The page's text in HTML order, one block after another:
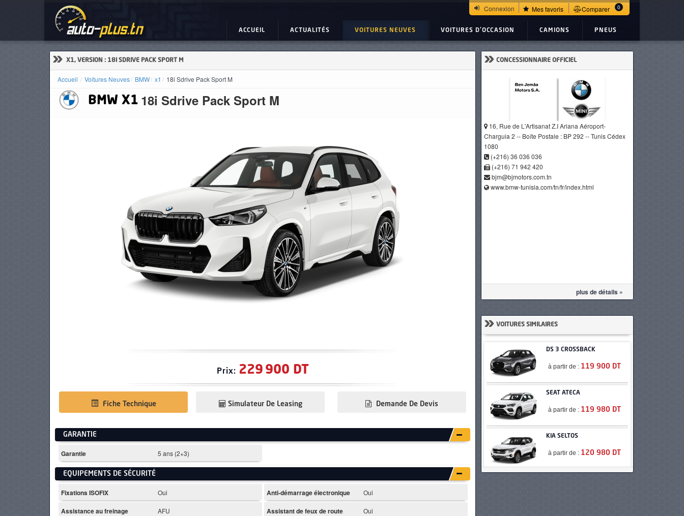
Connexion Mes favoris Comparer 0
ACCUEIL ACTUALITÉS VOITURES NEUVES VOITURES D'OCCASION CAMIONS PNEUS
» X1, VERSION : 18I SDRIVE PACK SPORT M
Accueil Voitures Neuves BMW x1 18i Sdrive Pack Sport M
BMW X1 18i Sdrive Pack Sport M
Prix: 229 900 DT
Fiche Technique Demande De Devis
Simulateur De Leasing
GARANTIE
Garantie 5 ans (2+3)
EQUIPEMENTS DE SÉCURITÉ
Fixations ISOFIX Oui Anti-démarrage électronique Oui
Assistance au freinage AFU Assistant de feux de route Oui
» CONCESSIONNAIRE OFFICIEL
16, Rue de L'Artisanat Z.I Ariana Aéroport-
Charguia 2 -- Boîte Postale : BP 292 -- Tunis Cédex
1080
(+216) 36 036 036
(+216) 71 942 420
bjm@bjmotors.com.tn
www.bmw-tunisia.com/tn/fr/index.html
plus de détails »
» VOITURES SIMILAIRES
DS 3 CROSSBACK
à partir de : 119 900 DT
SEAT ATECA
à partir de : 119 980 DT
KIA SELTOS
à partir de : 120 980 DT
ACTUALITÉS
VOITURES